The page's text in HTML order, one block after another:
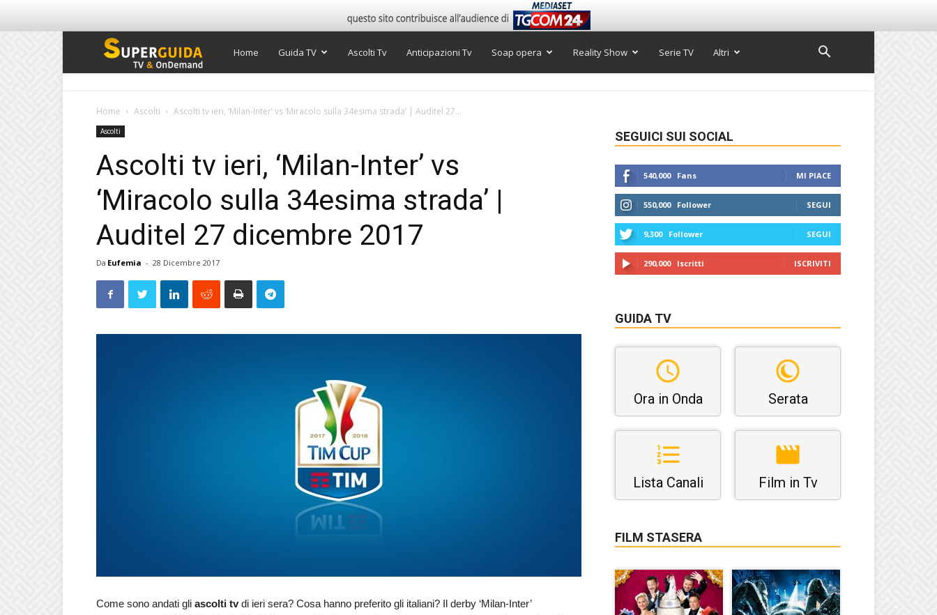
Super
Home Guida TV Ascolti Tv Anticipazioni Tv Soap opera Reality Show Serie TV Altri
Home Ascolti Ascolti tv ieri, ‘Milan-Inter’ vs ‘Miracolo sulla 34esima strada’ | Auditel 27...
Ascolti
Ascolti tv ieri, ‘Milan-Inter’ vs
‘Miracolo sulla 34esima strada’ |
Auditel 27 dicembre 2017
Da Eufemia - 28 Dicembre 2017
Come sono andati gli ascolti tvdi ieri sera? Cosa hanno preferito gli italiani? Il derby ‘Milan-Inter’
SEGUICI SUI SOCIAL
540,000 Fans MI PIACE
550,000 Follower SEGUI
9,300 Follower SEGUI
290,000 Iscritti ISCRIVITI
GUIDA TV
Ora in Onda Serata
Lista Canali Film in Tv
FILM STASERA